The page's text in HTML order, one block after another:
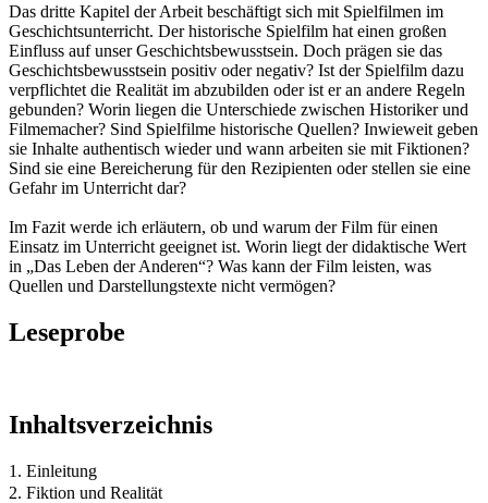
Das dritte Kapitel der Arbeit beschäftigt sich mit Spielfilmen im
Geschichtsunterricht. Der historische Spielfilm hat einen großen
Einfluss auf unser Geschichtsbewusstsein. Doch prägen sie das
Geschichtsbewusstsein positiv oder negativ? Ist der Spielfilm dazu
verpflichtet die Realität im abzubilden oder ist er an andere Regeln
gebunden? Worin liegen die Unterschiede zwischen Historiker und
Filmemacher? Sind Spielfilme historische Quellen? Inwieweit geben
sie Inhalte authentisch wieder und wann arbeiten sie mit Fiktionen?
Sind sie eine Bereicherung für den Rezipienten oder stellen sie eine
Gefahr im Unterricht dar?
Im Fazit werde ich erläutern, ob und warum der Film für einen
Einsatz im Unterricht geeignet ist. Worin liegt der didaktische Wert
in „Das Leben der Anderen“? Was kann der Film leisten, was
Quellen und Darstellungstexte nicht vermögen?
Leseprobe
Inhaltsverzeichnis
1. Einleitung
2. Fiktion und Realität